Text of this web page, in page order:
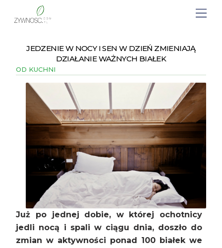
JEDZENIE W NOCY I SEN W DZIEŃ ZMIENIAJĄ
DZIAŁANIE WAŻNYCH BIAŁEK
OD KUCHNI
Już po jednej dobie, w której ochotnicy
jedli nocą i spali w ciągu dnia, doszło do
zmian w aktywności ponad 100 białek we